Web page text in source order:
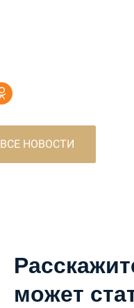
ВСЕ НОВОСТИ
может